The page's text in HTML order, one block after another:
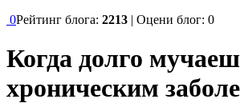
0Рейтинг блога: 2213 | Оцени блог: 0
Когда долго
хроническим